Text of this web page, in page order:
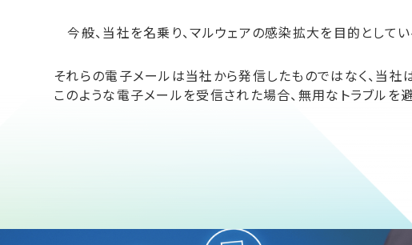
今般、当社を名乗り、マルウェアの感染拡大を目的として
それらの電子メールは当社から発信したものではなく、当社
このような電子メールを受信された場合、無用なトラブルを